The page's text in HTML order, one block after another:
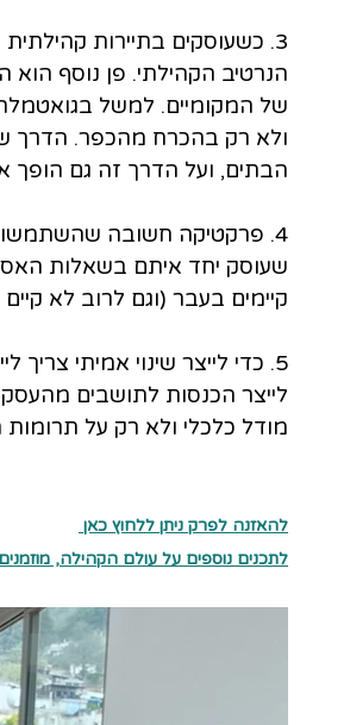
3. כשעוסקים בתיירות
הנרטיב הקהילתי. פן נוסף
של המקומיים. למשל
ולא רק בהכרח מהכפר. הדרך
הבתים, ועל הדרך זה גם הופך
4. פרקטיקה חשובה
שעוסק יחד איתם בשאלות
קיימים בעבר (וגם לרוב לא
5. כדי לייצר שינוי אמיתי
לייצר הכנסות לתושבים
מודל כלכלי ולא רק על תרומות
להאזנה לפרק ניתן ללחוץ כאן
לתכנים נוספים על עולם הקהילה,